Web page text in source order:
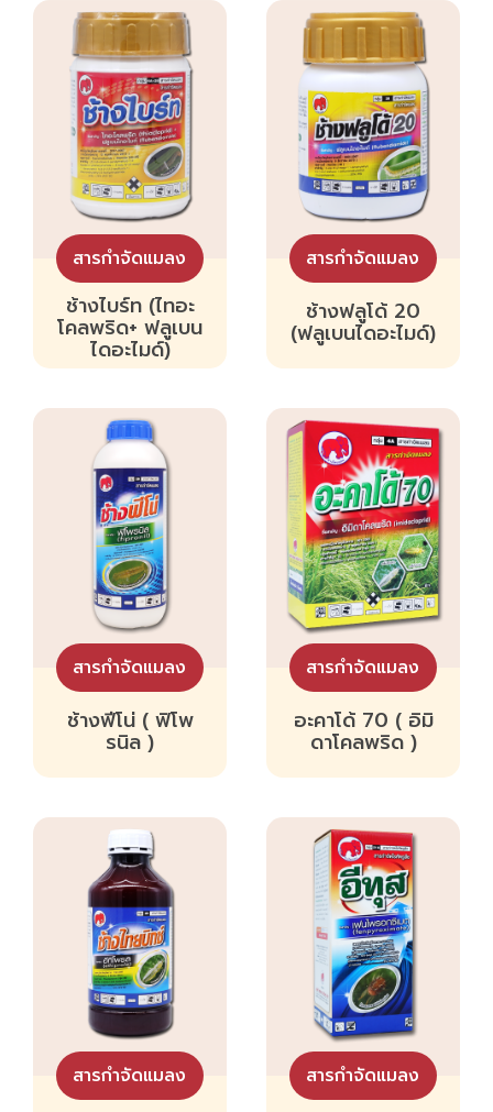
สารกำจัดแมลง
ช้างไบร์ท (ไทอะ
โคลพริด+ ฟลูเบน
ไดอะไมด์)
สารกำจัดแมลง
ช้างฟลูโด้ 20
(ฟลูเบนไดอะไมด์)
สารกำจัดแมลง
ช้างฟีโน่ ( ฟิโพ
รนิล )
สารกำจัดแมลง
อะคาโด้ 70 ( อิมิ
ดาโคลพริด )
สารกำจัดแมลง สารกำจัดแมลง